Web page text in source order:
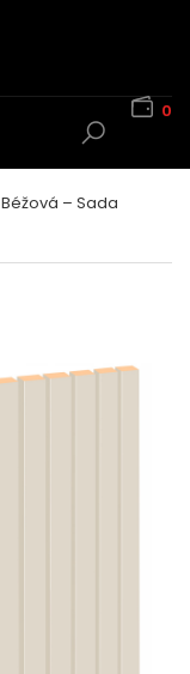
0
Béžová – Sada